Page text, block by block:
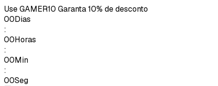
UseGAMER10 Garanta 10% de desconto
00Dias
:
00Horas
:
00Min
:
00Seg